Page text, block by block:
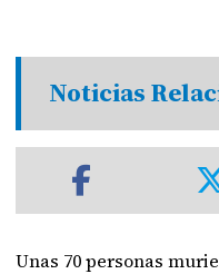
Noticias
Unas 70 personas